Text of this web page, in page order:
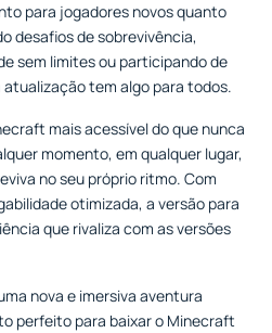
para jogadores novos quanto
desafios de sobrevivência,
sem limites ou participando de
tem algo para todos.
mais acessível do que nunca
momento, em qualquer lugar,
no seu próprio ritmo. Com
otimizada, a versão para
que rivaliza com as versões
nova e imersiva aventura
perfeito para baixar o Minecraft